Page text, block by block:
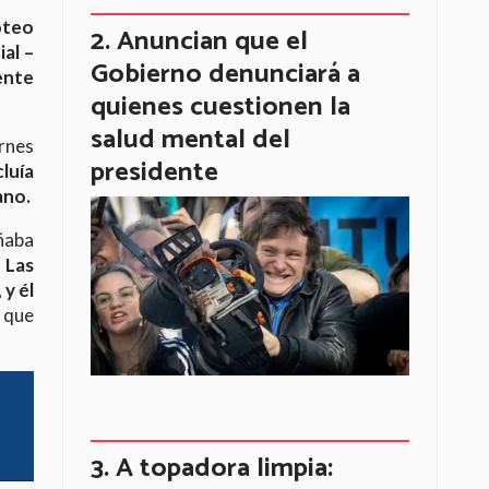
–
Las
él
Anuncian que el
Gobierno denunciará a
quienes cuestionen la
salud mental del
presidente
A topadora limpia: